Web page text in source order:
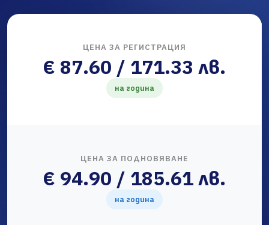
ЦЕНА ЗА РЕГИСТРАЦИЯ
€ 87.60 / 171.33 лв.
на година
ЦЕНА ЗА ПОДНОВЯВАНЕ
€ 94.90 / 185.61 лв.
на година